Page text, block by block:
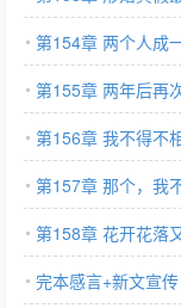
第154章 两个人成
第155章 两年后再
第156章 我不得不
第157章 那个，我
第158章 花开花落
完本感言+新文宣传